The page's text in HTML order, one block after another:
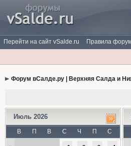
Перейти на сайт vSalde.ru Правила
Форум вСалде.ру | Верхняя Салда и
Июль 2026
В П В С Ч П С